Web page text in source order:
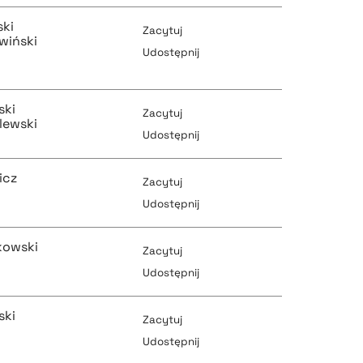
pobierz cytat
pobierz cytat
pobierz cytat
pobierz cytat
Zacytuj
Udostępnij
pobierz cytat
pobierz cytat
Zacytuj
Udostępnij
pobierz cytat
pobierz cytat
Zacytuj
Udostępnij
pobierz cytat
Zacytuj
Udostępnij
Zacytuj
Udostępnij